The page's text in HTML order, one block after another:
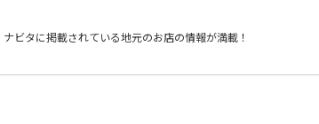
ナビタに掲載されている地元のお店の情報が満載！